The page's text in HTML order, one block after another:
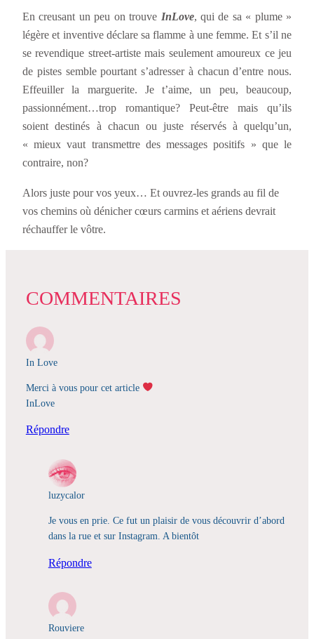
En creusant un peu on trouve InLove, qui de sa « plume »
légère et inventive déclare sa flamme à une femme. Et s’il ne
se revendique street-artiste mais seulement amoureux ce jeu
de pistes semble pourtant s’adresser à chacun d’entre nous.
Effeuiller la marguerite. Je t’aime, un peu, beaucoup,
passionnément…trop romantique? Peut-être mais qu’ils
soient destinés à chacun ou juste réservés à quelqu’un,
« mieux vaut transmettre des messages positifs » que le
contraire, non?
Alors juste pour vos yeux… Et ouvrez-les grands au fil de
vos chemins où dénicher cœurs carmins et aériens devrait
réchauffer le vôtre.
COMMENTAIRES
In Love
Merci à vous pour cet article
InLove
Répondre
luzycalor
Je vous en prie. Ce fut un plaisir de vous découvrir d’abord
dans la rue et sur Instagram. A bientôt
Répondre
Rouviere